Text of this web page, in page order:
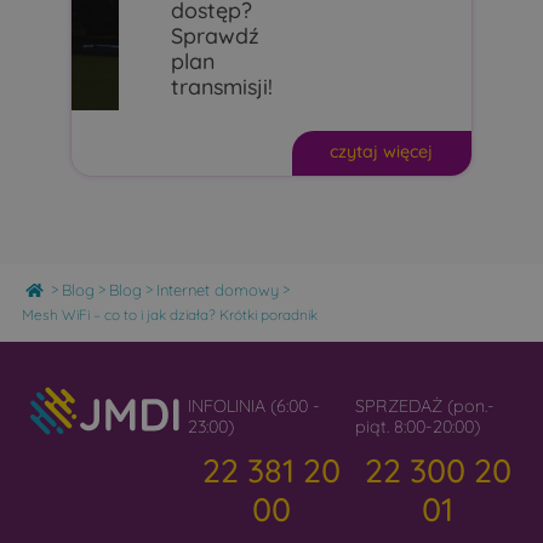
dostęp?
Sprawdź
plan
transmisji!
czytaj więcej
Home
> Blog > Blog > Internet domowy>
Mesh WiFi – co to i jak działa? Krótki poradnik
INFOLINIA (6:00 -
23:00)
22 381 20
00
SPRZEDAŻ (pon.-
piąt. 8:00-20:00)
22 300 20
01